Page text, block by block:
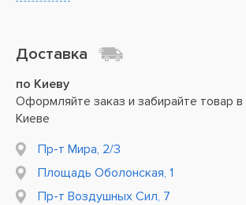
Доставка
по Киеву
Оформляйте заказ и забирайте товар в
Киеве
Пр-т Мира, 2/3
Площадь Оболонская, 1
Пр-т Воздушных Сил, 7